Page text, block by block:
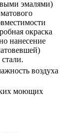
эмалями)
окраска
нанесение
воздуха
моющих